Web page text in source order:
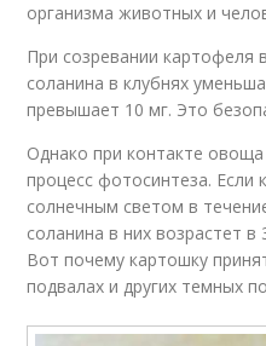
организма животных и
При созревании картофеля
соланина в клубнях
превышает 10 мг. Это
Однако при контакте
процесс фотосинтеза.
солнечным светом в
соланина в них возрастет в
Вот почему картошку
подвалах и других темных